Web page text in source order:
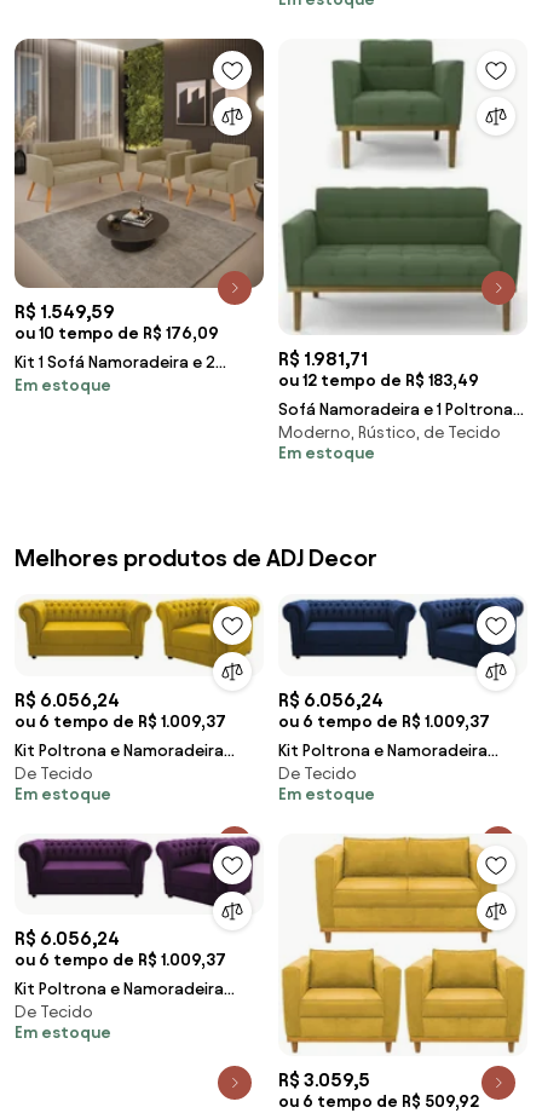
Maressa Suede Mar
R$ 1.549,59
ou 10 tempo de R$ 176,09
Kit 1 Sofá Namoradeira e 2
Poltronas Elisa Suede Pés Palito
Em estoque
R$ 1.981,71
ou 12 tempo de R$ 183,49
Sofá Namoradeira e 1 Poltrona
Base Madeira Castanho Ana
Suede Verde -
Moderno, Rústico, de Tecido
Em estoque
Melhores produtos de ADJ Decor
R$ 6.056,24
ou 6 tempo de R$ 1.009,37
Kit Poltrona e Namoradeira
Chesterfield Ana Suede
Amarelo - ADJ Decor
De Tecido
Em estoque
R$ 6.056,24
ou 6 tempo de R$ 1.009,37
Kit Poltrona e Namoradeira
Chesterfield Ana Suede Azul
Marinho - ADJ Decor
De Tecido
Em estoque
R$ 6.056,24
ou 6 tempo de R$ 1.009,37
Kit Poltrona e Namoradeira
Chesterfield Ana Suede Roxo -
ADJ Decor
De Tecido
Em estoque
R$ 3.059,5
ou 6 tempo de R$ 509,92